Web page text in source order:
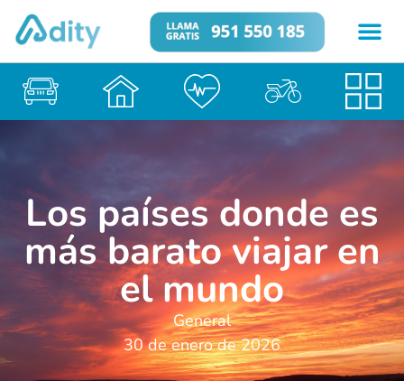
Los países donde es
más barato viajar en
el mundo
General
30 de enero de 2026